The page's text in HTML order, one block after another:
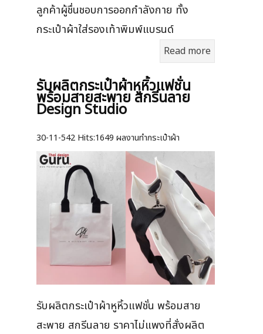
ลูกค้าผู้ชื่นชอบการออกกำลังกาย ทั้ง
กระเป๋าผ้าใส่รองเท้าพิมพ์แบรนด์
Read more
รับผลิตกระเป๋าผ้าหูหิ้วแฟชั่น
พร้อมสายสะพาย สกรีนลาย
Design Studio
30-11-542 Hits:1649 ผลงานทำกระเป๋าผ้า
รับผลิตกระเป๋าผ้าหูหิ้วแฟชั่น พร้อมสาย
สะพาย สกรีนลาย ราคาไม่แพงที่สั่งผลิต